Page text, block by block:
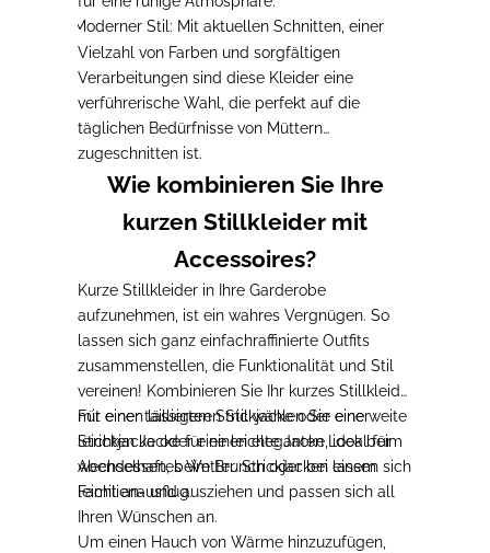
Moderner Stil : Mit aktuellen Schnitten, einer
Vielzahl von Farben und sorgfältigen
Verarbeitungen sind diese Kleider eine
verführerische Wahl, die perfekt auf die
täglichen Bedürfnisse von Müttern
zugeschnitten ist.
Wie kombinieren Sie Ihre
kurzen Stillkleider mit
Accessoires?
Kurze Stillkleider in Ihre Garderobe
aufzunehmen, ist ein wahres Vergnügen. So
lassen sich ganz einfachraffinierte Outfits
zusammenstellen, die Funktionalität und Stil
vereinen! Kombinieren Sie Ihr kurzes Stillkleid
mit einer taillierten Strickjacke oder einer
leichten Jacke für einen eleganten Look beim
Abendessen, beim Brunch oder bei einem
Familienausflug.
Für einen lässigeren Stilwählen Sie eine weite
Strickjacke oder eine leichte Jacke , ideal für
wechselhaftes Wetter. Strickjacken lassen sich
leicht an- und ausziehen und passen sich all
Ihren Wünschen an.
Um einen Hauch von Wärme hinzuzufügen,